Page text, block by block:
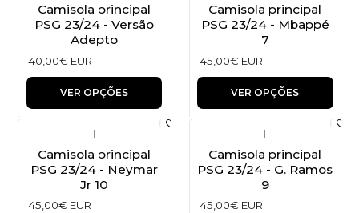
Camisola principal
PSG 23/24 - Versão
Adepto
40,00€ EUR
VER OPÇÕES
Camisola principal
PSG 23/24 - Mbappé
7
45,00€ EUR
VER OPÇÕES
|
Camisola principal
PSG 23/24 - Neymar
Jr 10
45,00€ EUR
|
Camisola principal
PSG 23/24 - G. Ramos
9
45,00€ EUR